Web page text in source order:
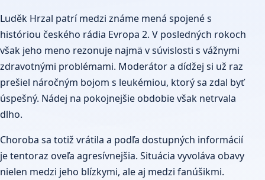
Luděk Hrzal patrí medzi známe mená spojené s
históriou českého rádia Evropa 2. V posledných rokoch
však jeho meno rezonuje najmä v súvislosti s vážnymi
zdravotnými problémami. Moderátor a dídžej si už raz
prešiel náročným bojom s leukémiou, ktorý sa zdal byť
úspešný. Nádej na pokojnejšie obdobie však netrvala
dlho.
Choroba sa totiž vrátila a podľa dostupných informácií
je tentoraz oveľa agresívnejšia. Situácia vyvoláva obavy
nielen medzi jeho blízkymi, ale aj medzi fanúšikmi.